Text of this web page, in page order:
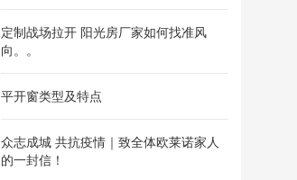
定制战场拉开 阳光房厂家如何找准风
向。。
平开窗类型及特点
众志成城 共抗疫情｜致全体欧莱诺家人
的一封信！